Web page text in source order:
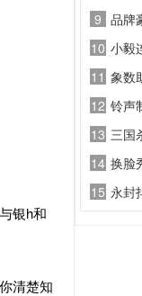
银h和
清楚知
9 品牌
10 小毅
11 象数
12 铃声制作
13 三国
14 换脸
15 永封